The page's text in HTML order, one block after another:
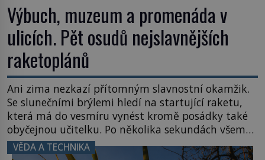
Výbuch, muzeum a promenáda v
ulicích. Pět osudů nejslavnějších
raketoplánů
Ani zima nezkazí přítomným slavnostní okamžik.
Se slunečními brýlemi hledí na startující raketu,
která má do vesmíru vynést kromě posádky také
obyčejnou učitelku. Po několika sekundách všem
ztuhnou úsměvy, stroj totiž exploduje. Jejich
konstrukce není z levného kraje, daňové
VĚDA A TECHNIKA